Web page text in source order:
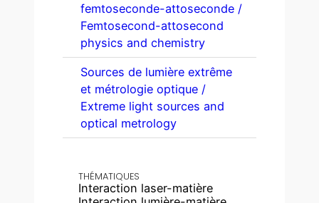
femtoseconde-attoseconde /
Femtosecond-attosecond
physics and chemistry
Sources de lumière extrême
et métrologie optique /
Extreme light sources and
optical metrology
THÉMATIQUES
Interaction laser-matière